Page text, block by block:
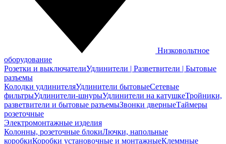
Низковольтное
оборудование
Розетки и выключателиУдлинители | Разветвители | Бытовые
разъемы
Колодки удлинителяУдлинители бытовыеСетевые
фильтрыУдлинители-шнурыУдлинители на катушкеТройники,
разветвители и бытовые разъемыЗвонки дверныеТаймеры
розеточные
Электромонтажные изделия
Колонны, розеточные блокиЛючки, напольные
коробкиКоробки установочные и монтажныеКлеммные